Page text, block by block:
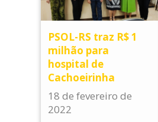
PSOL-RS traz R$ 1
milhão para
hospital de
Cachoeirinha
18 de fevereiro de
2022